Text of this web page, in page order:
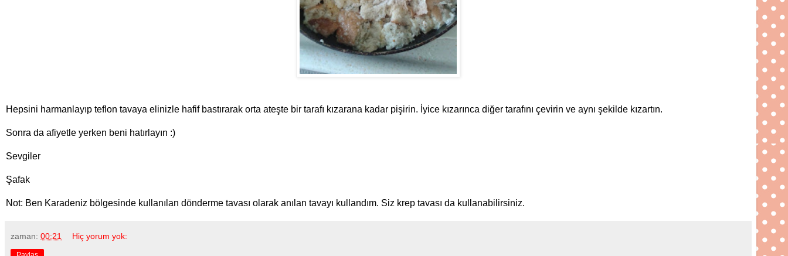
Hepsini harmanlayıp teflon tavaya elinizle hafif bastırarak orta ateşte bir tarafı kızarana kadar pişirin. İyice kızarınca diğer tarafını çevirin ve aynı şekilde kızartın.
Sonra da afiyetle yerken beni hatırlayın :)
Sevgiler
Şafak
Not: Ben Karadeniz bölgesinde kullanılan dönderme tavası olarak anılan tavayı kullandım. Siz krep tavası da kullanabilirsiniz.
zaman: 00:21 Hiç yorum yok: